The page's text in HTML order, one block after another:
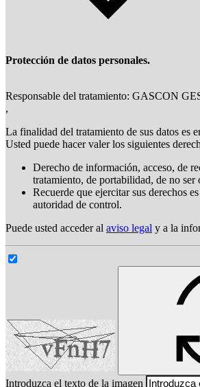
Protección de datos personales.
Responsable del tratamiento: GASCON
,
La finalidad del tratamiento de sus datos es
Usted puede hacer valer los siguientes
Derecho de información, acceso, de
tratamiento, de portabilidad, de no
Recuerde que ejercitar sus derechos
autoridad de control.
Puede usted acceder al aviso legal y a la
Introduzca el texto de la imagen